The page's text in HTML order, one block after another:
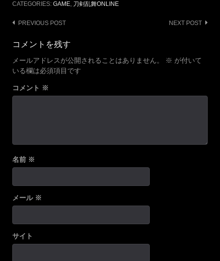
CATEGORIES: GAME, 刀剣乱舞ONLINE
Post
navigation
PREVIOUS POST NEXT POST
コメントを残す
メールアドレスが公開されることはありません。 ※ が付いて
いる欄は必須項目です
コメント ※
名前 ※
メール ※
サイト